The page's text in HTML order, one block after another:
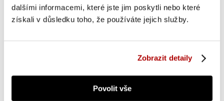
dalšími informacemi, které jste jim poskytli nebo které
získali v důsledku toho, že používáte jejich služby.
Zobrazit detaily
Povolit vše
Gyronetics sada jednoručních činek, plast, 30 kg, 25
847 Kč
Do košíku